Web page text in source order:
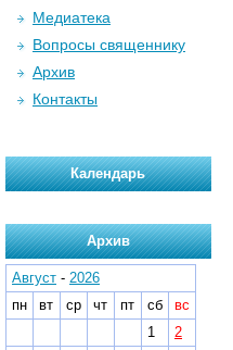
Медиатека
Вопросы священнику
Архив
Контакты
Календарь
Архив
Август - 2026
пн
вт ср чт пт сб
вс
1
2